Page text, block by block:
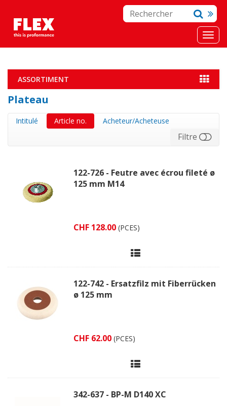
ASSORTIMENT
Plateau
Intitulé Article no. Acheteur/Acheteuse
Filtre
122-726 - Feutre avec écrou fileté ø
125 mm M14
CHF 128.00 (PCES)
122-742 - Ersatzfilz mit Fiberrücken
ø 125 mm
CHF 62.00 (PCES)
342-637 - BP-M D140 XC